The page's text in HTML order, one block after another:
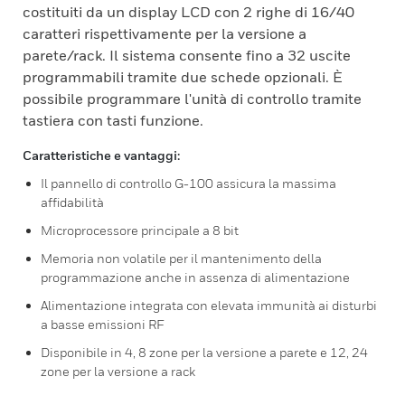
costituiti da un display LCD con 2 righe di 16/40
caratteri rispettivamente per la versione a
parete/rack. Il sistema consente fino a 32 uscite
programmabili tramite due schede opzionali. È
possibile programmare l'unità di controllo tramite
tastiera con tasti funzione.
Caratteristiche e vantaggi:
Il pannello di controllo G-100 assicura la massima
affidabilità
Microprocessore principale a 8 bit
Memoria non volatile per il mantenimento della
programmazione anche in assenza di alimentazione
Alimentazione integrata con elevata immunità ai disturbi
a basse emissioni RF
Disponibile in 4, 8 zone per la versione a parete e 12, 24
zone per la versione a rack